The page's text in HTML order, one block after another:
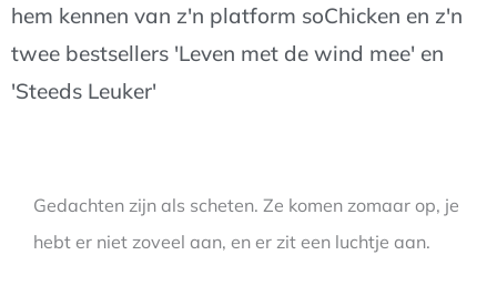
hem kennen van z'n platform soChicken en z'n
twee bestsellers 'Leven met de wind mee' en
'Steeds Leuker'
Gedachten zijn als scheten. Ze komen zomaar op, je
hebt er niet zoveel aan, en er zit een luchtje aan.